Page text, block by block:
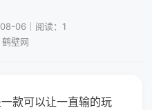
06｜阅读：1
壁网
款可以让一直输的玩